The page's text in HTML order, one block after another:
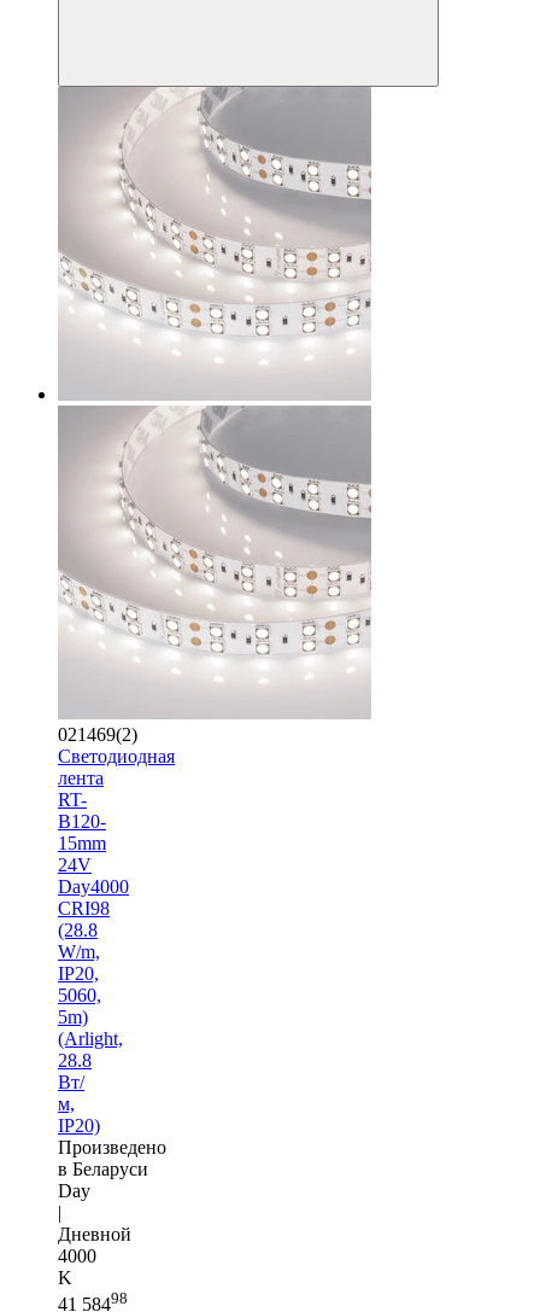
021469(2)
Светодиодная
лента
RT-
B120-
15mm
24V
Day4000
CRI98
(28.8
W/m,
IP20,
5060,
5m)
(Arlight,
28.8
Вт/
м,
IP20)
Произведено
в Беларуси
Day
|
Дневной
4000
K
41 58498